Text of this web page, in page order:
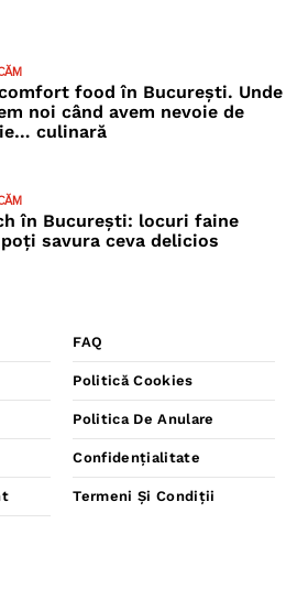
food în București. Unde
noi când avem nevoie de
culinară
în București: locuri faine
savura ceva delicios
FAQ
Politică Cookies
Politica De Anulare
Confidențialitate
Termeni Și Condiții